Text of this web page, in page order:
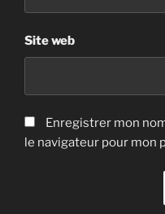
Site web
Enregistrer mon
le navigateur pour mon